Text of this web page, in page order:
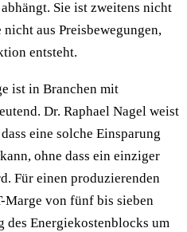
Sie ist zweitens nicht
aus Preisbewegungen,
entsteht.
ist in Branchen mit
Dr. Raphael Nagel weist
eine solche Einsparung
ohne dass ein einziger
Für einen produzierenden
von fünf bis sieben
des Energiekostenblocks um